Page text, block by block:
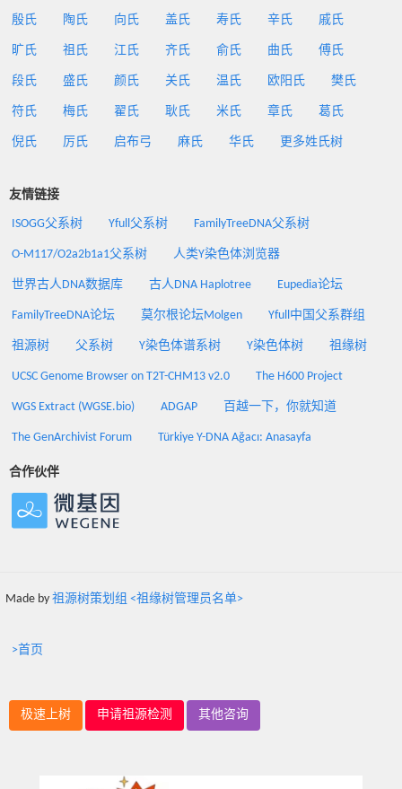
殷氏 陶氏 向氏 盖氏 寿氏 辛氏 戚氏
旷氏 祖氏 江氏 齐氏 俞氏 曲氏 傅氏
段氏 盛氏 颜氏 关氏 温氏 欧阳氏 樊氏
符氏 梅氏 翟氏 耿氏 米氏 章氏 葛氏
倪氏 厉氏 启布弓 麻氏 华氏 更多姓氏树
友情链接
ISOGG父系树 Yfull父系树 FamilyTreeDNA父系树
O-M117/O2a2b1a1父系树 人类Y染色体浏览器
世界古人DNA数据库 古人DNA Haplotree Eupedia论坛
FamilyTreeDNA论坛 莫尔根论坛Molgen Yfull中国父系群组
祖源树 父系树 Y染色体谱系树 Y染色体树 祖缘树
UCSC Genome Browser on T2T-CHM13 v2.0 The H600 Project
WGS Extract (WGSE.bio) ADGAP 百越一下，你就知道
The GenArchivist Forum Türkiye Y-DNA Ağacı: Anasayfa
合作伙伴
Made by 祖源树策划组 <祖缘树管理员名单>
>首页
极速上树 申请祖源检测 其他咨询